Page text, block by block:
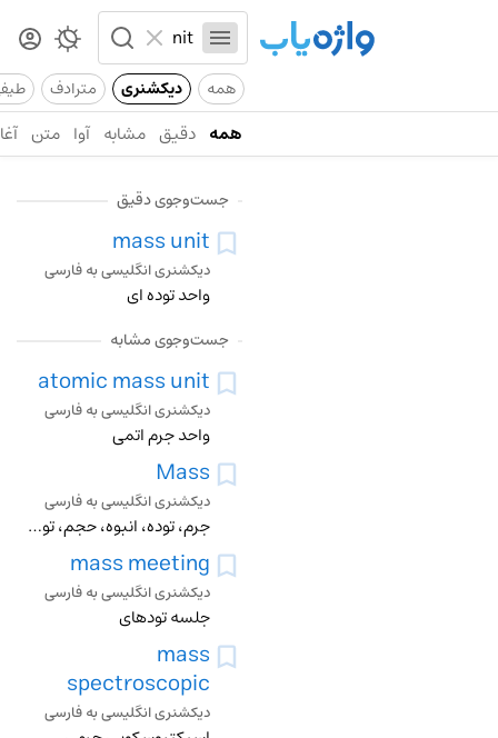
همه دیکشنری مترادف
همه دقیق مشابه آوا متن
جست‌وجوی دقیق
mass unit
دیکشنری انگلیسی به فارسی
واحد توده ای
جست‌وجوی مشابه
atomic mass unit
دیکشنری انگلیسی به فارسی
واحد جرم اتمی
Mass
دیکشنری انگلیسی به فارسی
جرم، توده، انبوه، حجم، توده مردم، مراسم عشاء ربانی، کپه، جمع، قسمت عمده، گروه، جمع اوری کردن
mass meeting
دیکشنری انگلیسی به فارسی
جلسه تودهای
mass
spectroscopic
دیکشنری انگلیسی به فارسی